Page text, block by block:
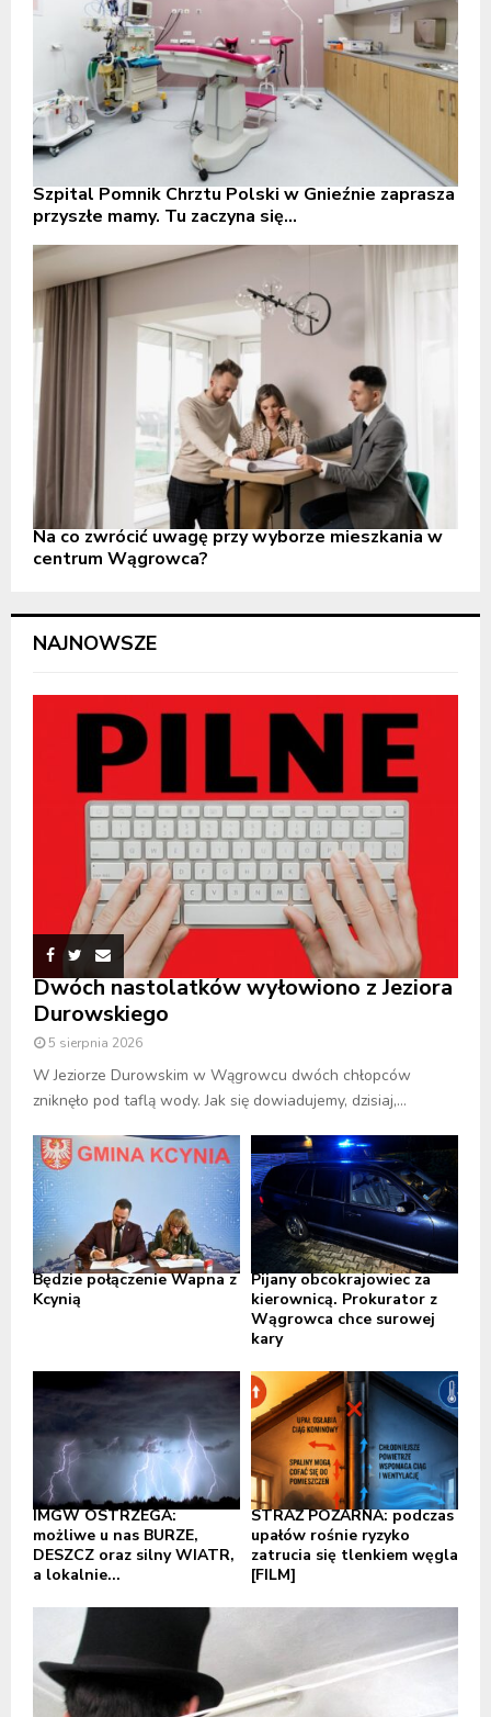
Szpital Pomnik Chrztu Polski w Gnieźnie zaprasza
przyszłe mamy. Tu zaczyna się...
Na co zwrócić uwagę przy wyborze mieszkania w
centrum Wągrowca?
NAJNOWSZE
Dwóch nastolatków wyłowiono z Jeziora
Durowskiego
5 sierpnia 2026
W Jeziorze Durowskim w Wągrowcu dwóch chłopców
zniknęło pod taflą wody. Jak się dowiadujemy, dzisiaj,...
Będzie połączenie Wapna z
Kcynią
Pijany obcokrajowiec za
kierownicą. Prokurator z
Wągrowca chce surowej
kary
IMGW OSTRZEGA:
możliwe u nas BURZE,
DESZCZ oraz silny WIATR,
a lokalnie...
STRAŻ POŻARNA: podczas
upałów rośnie ryzyko
zatrucia się tlenkiem węgla
[FILM]